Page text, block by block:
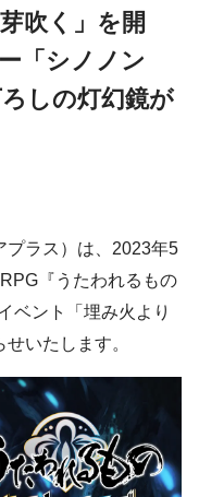
吹く」を開
「シノノン
しの灯幻鏡が
プラス）は、2023年5
『うたわれるもの
ベント「埋み火より
いたします。